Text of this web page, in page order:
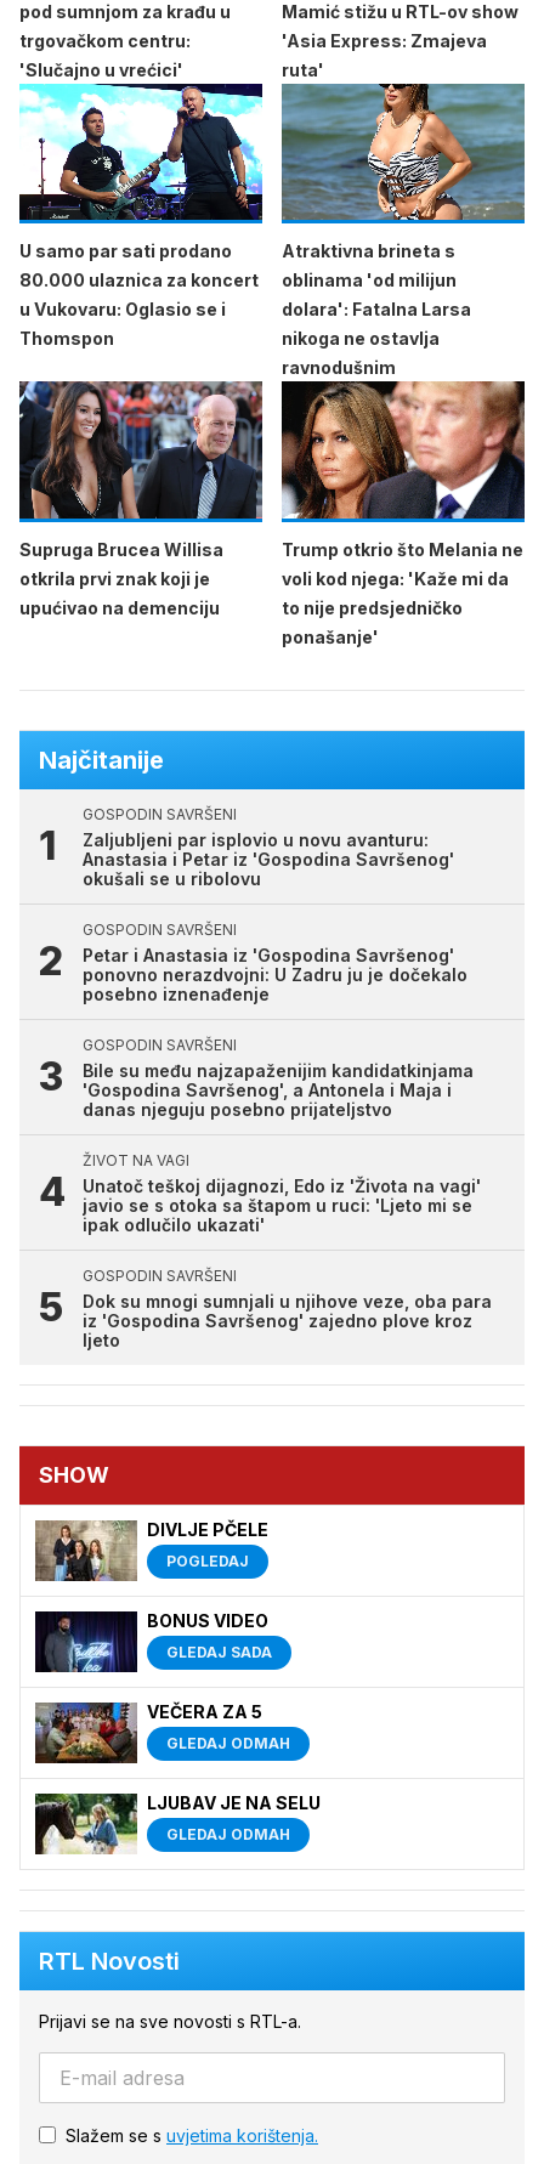
pod sumnjom za krađu u
trgovačkom centru:
'Slučajno u vrećici'
Mamić stižu u RTL-ov show
'Asia Express: Zmajeva
ruta'
U samo par sati prodano
80.000 ulaznica za koncert
u Vukovaru: Oglasio se i
Thomspon
Atraktivna brineta s
oblinama 'od milijun
dolara': Fatalna Larsa
nikoga ne ostavlja
ravnodušnim
Supruga Brucea Willisa
otkrila prvi znak koji je
upućivao na demenciju
Trump otkrio što Melania ne
voli kod njega: 'Kaže mi da
to nije predsjedničko
ponašanje'
Najčitanije
GOSPODIN SAVRŠENI
Zaljubljeni par isplovio u novu avanturu:
Anastasia i Petar iz 'Gospodina Savršenog'
okušali se u ribolovu
GOSPODIN SAVRŠENI
Petar i Anastasia iz 'Gospodina Savršenog'
ponovno nerazdvojni: U Zadru ju je dočekalo
posebno iznenađenje
GOSPODIN SAVRŠENI
Bile su među najzapaženijim kandidatkinjama
'Gospodina Savršenog', a Antonela i Maja i
danas njeguju posebno prijateljstvo
ŽIVOT NA VAGI
Unatoč teškoj dijagnozi, Edo iz 'Života na vagi'
javio se s otoka sa štapom u ruci: 'Ljeto mi se
ipak odlučilo ukazati'
GOSPODIN SAVRŠENI
Dok su mnogi sumnjali u njihove veze, oba para
iz 'Gospodina Savršenog' zajedno plove kroz
ljeto
SHOW
DIVLJE PČELE
POGLEDAJ
BONUS VIDEO
GLEDAJ SADA
VEČERA ZA 5
GLEDAJ ODMAH
LJUBAV JE NA SELU
GLEDAJ ODMAH
RTL Novosti
Prijavi se na sve novosti s RTL-a.
Slažem se s uvjetima korištenja.